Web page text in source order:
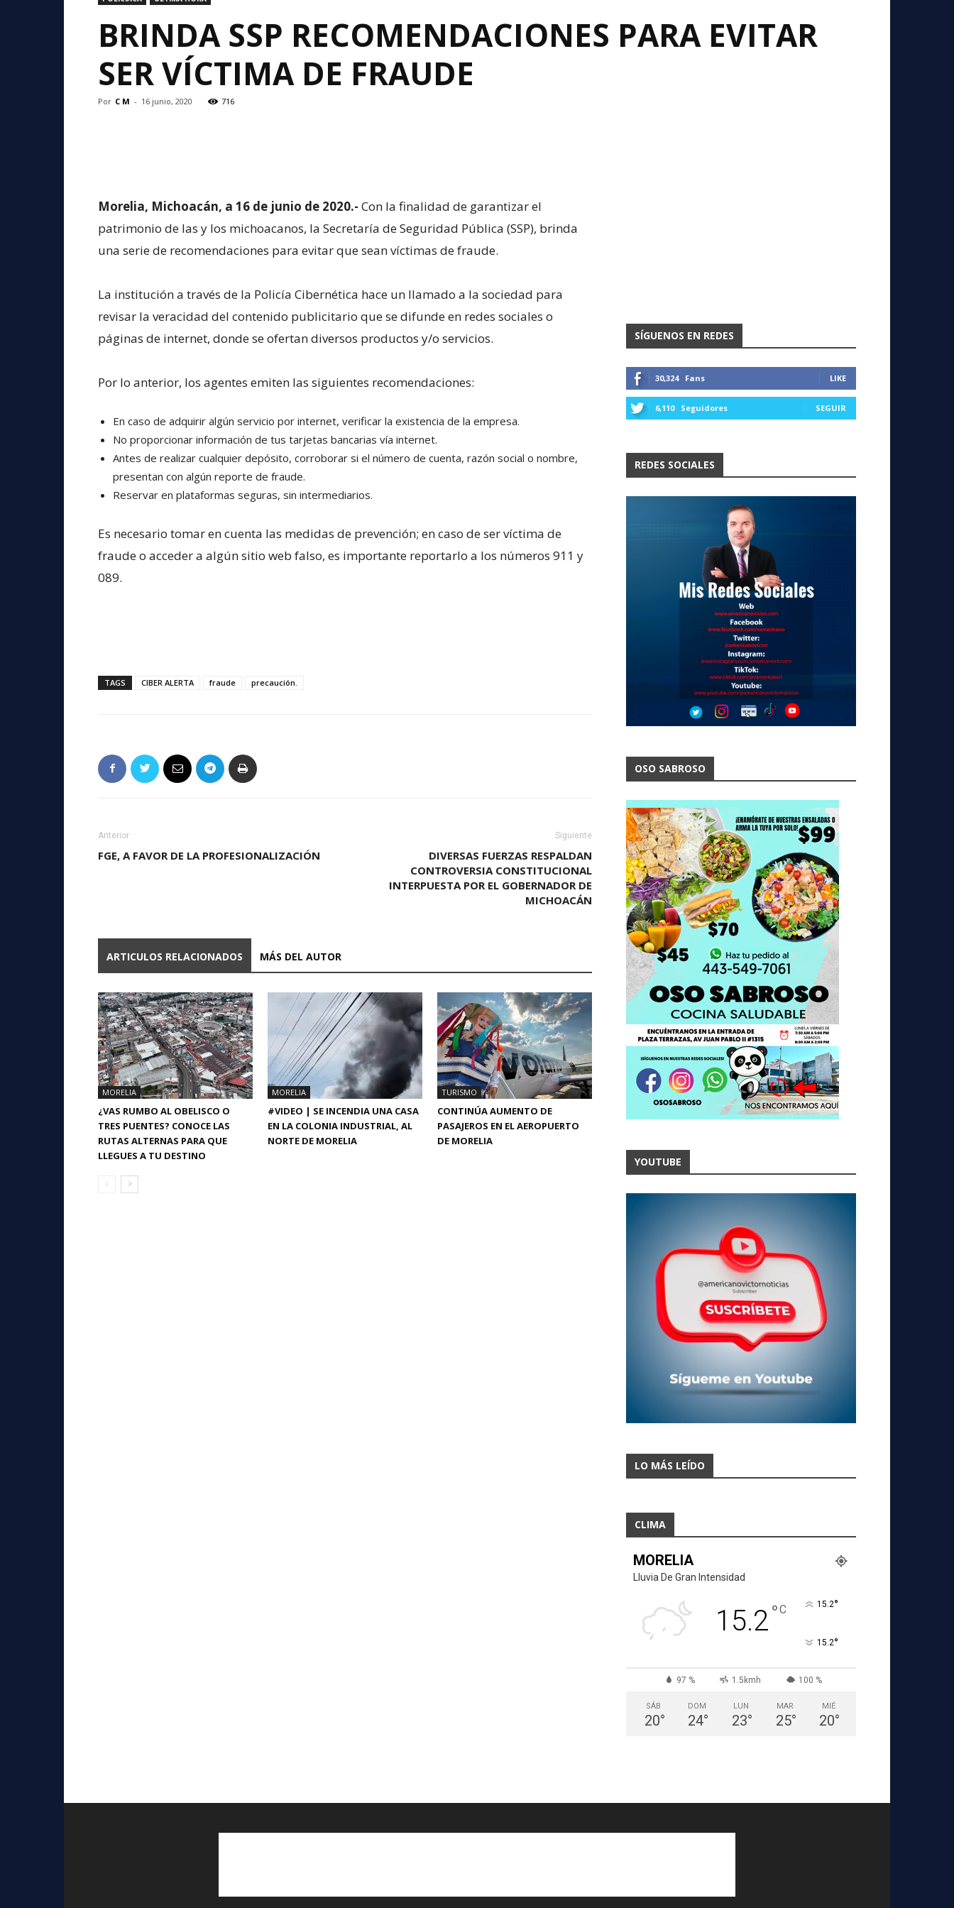
BRINDA SSP RECOMENDACIONES PARA EVITAR
SER VÍCTIMA DE FRAUDE
Por C M - 16 junio, 2020 716
Morelia, Michoacán, a 16 de junio de 2020.- Con la finalidad de garantizar el
patrimonio de las y los michoacanos, la Secretaría de Seguridad Pública (SSP), brinda
una serie de recomendaciones para evitar que sean víctimas de fraude.
La institución a través de la Policía Cibernética hace un llamado a la sociedad para
revisar la veracidad del contenido publicitario que se difunde en redes sociales o
páginas de internet, donde se ofertan diversos productos y/o servicios.
Por lo anterior, los agentes emiten las siguientes recomendaciones:
En caso de adquirir algún servicio por internet, verificar la existencia de la empresa.
No proporcionar información de tus tarjetas bancarias vía internet.
Antes de realizar cualquier depósito, corroborar si el número de cuenta, razón social o nombre,
presentan con algún reporte de fraude.
Reservar en plataformas seguras, sin intermediarios.
Es necesario tomar en cuenta las medidas de prevención; en caso de ser víctima de
fraude o acceder a algún sitio web falso, es importante reportarlo a los números 911 y
089.
TAGS CIBER ALERTA fraude precaución.
Anterior
FGE, A FAVOR DE LA PROFESIONALIZACIÓN
Siguiente
DIVERSAS FUERZAS RESPALDAN
CONTROVERSIA CONSTITUCIONAL
INTERPUESTA POR EL GOBERNADOR DE
MICHOACÁN
ARTICULOS RELACIONADOS MÁS DEL AUTOR
MORELIA
¿VAS RUMBO AL OBELISCO O
TRES PUENTES? CONOCE LAS
RUTAS ALTERNAS PARA QUE
LLEGUES A TU DESTINO
MORELIA
#VIDEO | SE INCENDIA UNA CASA
EN LA COLONIA INDUSTRIAL, AL
NORTE DE MORELIA
TURISMO
CONTINÚA AUMENTO DE
PASAJEROS EN EL AEROPUERTO
DE MORELIA
SÍGUENOS EN REDES
30,324 Fans LIKE
6,110 Seguidores SEGUIR
REDES SOCIALES
OSO SABROSO
YOUTUBE
LO MÁS LEÍDO
CLIMA
MORELIA
Lluvia De Gran Intensidad
15.2°C 15.2°
15.2°
97 % 1.5kmh 100 %
SÁB
20°
DOM
24°
LUN
23°
MAR
25°
MIÉ
20°